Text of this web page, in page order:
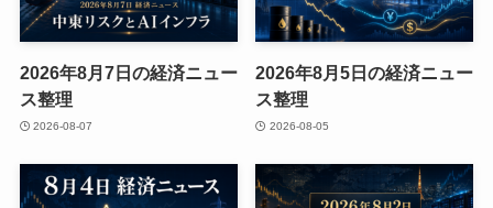
2026年8月7日の経済ニュー
ス整理
2026-08-07
2026年8月5日の経済ニュー
ス整理
2026-08-05